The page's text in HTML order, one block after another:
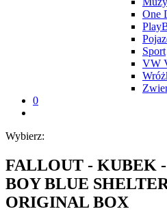
One
Sport
VW
0
Wybierz:
FALLOUT - KUBEK
BOY BLUE
ORIGINAL BOX